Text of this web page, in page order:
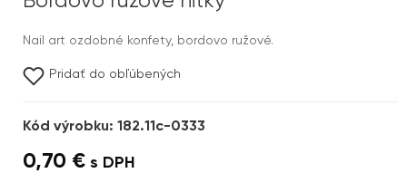
Nail art ozdobné konfety, bordovo ružové.
Pridať do obľúbených
Kód výrobku: 182.11c-0333
0,70 € s DPH